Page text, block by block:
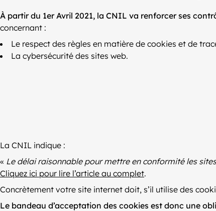
À partir du 1er Avril 2021, la CNIL va renforcer ses
concernant :
Le respect des règles en matière de cookies et de
La cybersécurité des sites web.
La CNIL indique :
« Le délai raisonnable pour mettre en conformité les
Cliquez ici pour lire l’article au complet.
Concrètement votre site internet doit, s’il utilise des
Le bandeau d’acceptation des cookies est donc une